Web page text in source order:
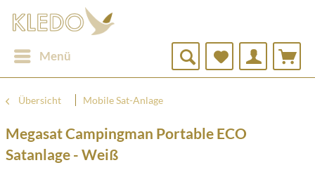
Menü
Übersicht Mobile Sat-Anlage
Megasat Campingman Portable ECO
Satanlage - Weiß